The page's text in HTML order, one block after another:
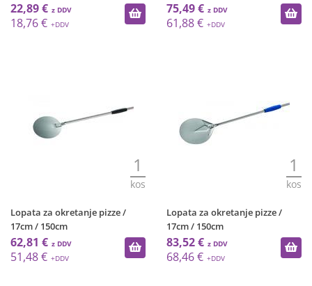
22,89 €
18,76 €
75,49 €
61,88 €
1
kos
Lopata za okretanje pizze /
17cm / 150cm
62,81 €
51,48 €
1
kos
Lopata za okretanje pizze /
17cm / 150cm
83,52 €
68,46 €